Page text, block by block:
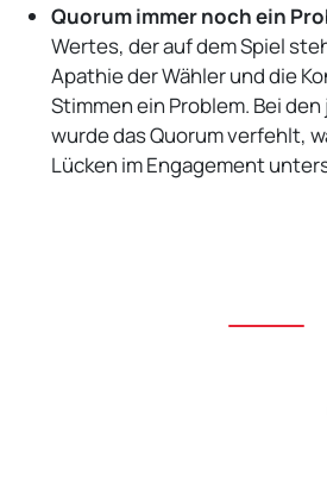
Quorum immer noch ein
Wertes, der auf dem Spiel
Apathie der Wähler und die
Stimmen ein Problem. Bei
wurde das Quorum verfehlt,
Lücken im Engagement